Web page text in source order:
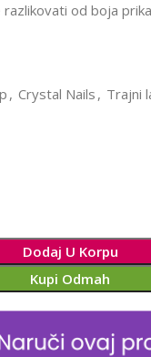
od boja
, Crystal Nails , Trajni
Dodaj U Korpu
Kupi Odmah